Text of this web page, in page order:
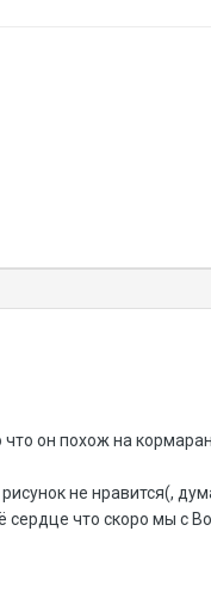
он похож на
не нравится(,
сердце что скоро мы с